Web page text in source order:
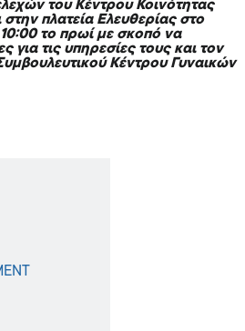
του Κέντρου Κοινότητας
στην πλατεία Ελευθερίας στο
το πρωί με σκοπό να
για τις υπηρεσίες τους και τον
Κέντρου Γυναικών